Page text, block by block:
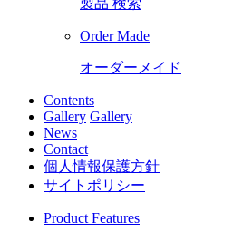
製品 検索
Order Made
オーダーメイド
Contents
Gallery Gallery
News
Contact
個人情報保護方針
サイトポリシー
Product Features